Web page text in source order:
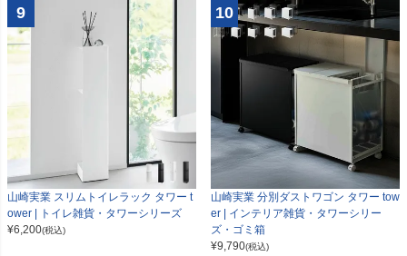
9
山崎実業 スリムトイレラック タワー t
ower | トイレ雑貨・タワーシリーズ
¥6,200(税込)
10
山崎実業 分別ダストワゴン タワー tow
er | インテリア雑貨・タワーシリー
ズ・ゴミ箱
¥9,790(税込)